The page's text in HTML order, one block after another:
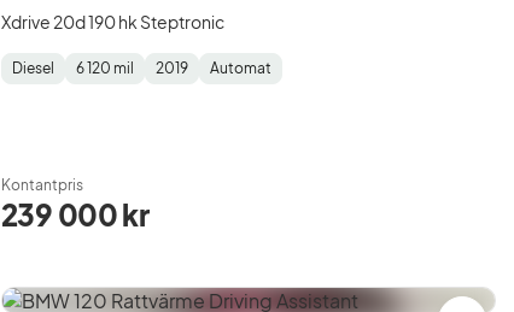
Xdrive 20d 190 hk Steptronic
Fuel
Diesel
Mätarställning:
6 120 mil
Model
2019
Gearbox
Automat
Kontantpris
239 000 kr